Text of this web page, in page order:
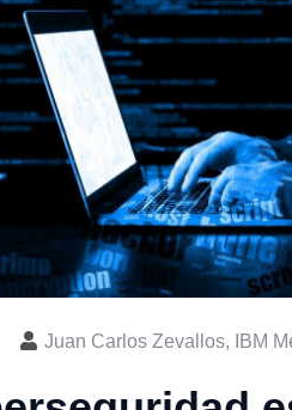
Juan Carlos Zevallos, IBM